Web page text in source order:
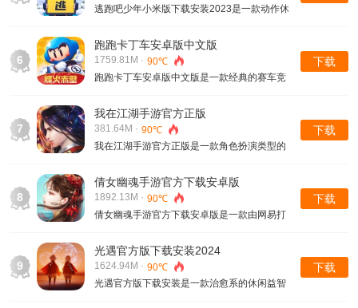
逃跑吧少年小米版下载安装2023是一款动作休
的多人在线参与的游戏，玩家在游戏内去扮演
的是逃生者，那么作为一名逃生者玩家就要利
用躲藏.....
6
跑跑卡丁车安卓版中文版
1759.81M · 90℃
跑跑卡丁车安卓版中文版是一款经典的赛车竞
多样化的玩法，会在比赛的过程中去开启很多
飙车的快乐，会在赛场上和众多选手进行撞
击.....
下载
7
我在江湖手游官方正版
381.64M · 90℃
我在江湖手游官方正版是一款角色扮演类型的
的玩法，并且会拥有很多武神试炼都是能够让
玩家去挑战战力的极限，可以去挂机然后刷野
怪......
下载
8
倩女幽魂手游官方下载安卓版
1892.13M · 90℃
倩女幽魂手游官方下载安卓版是一款由网易打
个清晰唯美风格的主题背景，玩家就会在这个
世界当中去开启很多主线任务......
下载
9
光遇官方版下载安装2024
1624.94M · 90℃
光遇官方版下载安装是一款治愈系的休闲益智
下载